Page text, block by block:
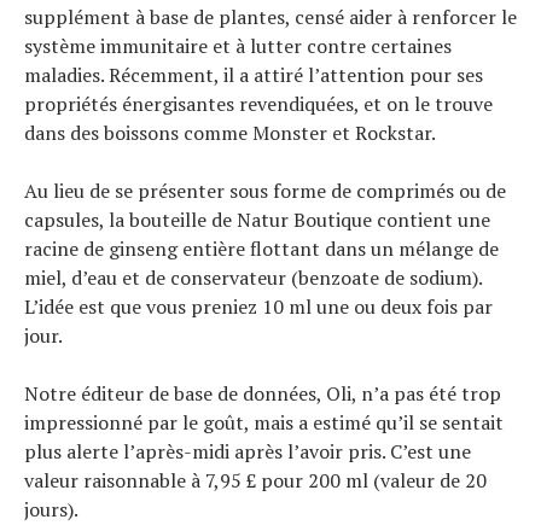
supplément à base de plantes, censé aider à renforcer le
système immunitaire et à lutter contre certaines
maladies. Récemment, il a attiré l’attention pour ses
propriétés énergisantes revendiquées, et on le trouve
dans des boissons comme Monster et Rockstar.
Au lieu de se présenter sous forme de comprimés ou de
capsules, la bouteille de Natur Boutique contient une
racine de ginseng entière flottant dans un mélange de
miel, d’eau et de conservateur (benzoate de sodium).
L’idée est que vous preniez 10 ml une ou deux fois par
jour.
Notre éditeur de base de données, Oli, n’a pas été trop
impressionné par le goût, mais a estimé qu’il se sentait
plus alerte l’après-midi après l’avoir pris. C’est une
valeur raisonnable à 7,95 £ pour 200 ml (valeur de 20
jours).